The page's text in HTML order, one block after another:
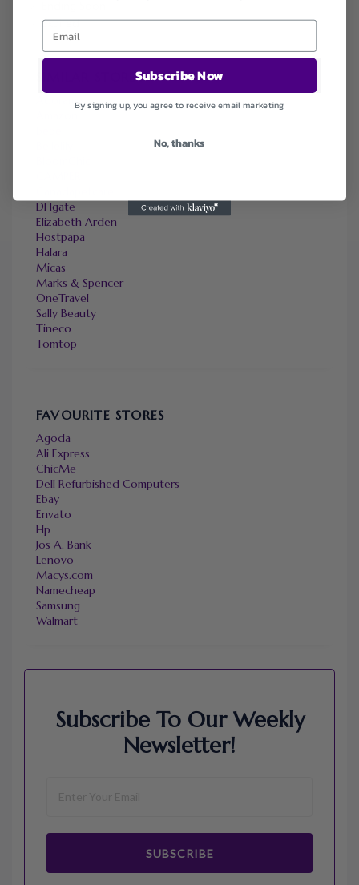
Expired
SIMILAR STORES
Adorama
DHgate
Elizabeth Arden
Hostpapa
Halara
Micas
Marks & Spencer
OneTravel
Sally Beauty
Tineco
Tomtop
FAVOURITE STORES
Agoda
Ali Express
ChicMe
Dell Refurbished Computers
Ebay
Envato
Hp
Jos A. Bank
Lenovo
Macys.com
Namecheap
Samsung
Walmart
Subscribe To Our Weekly
Newsletter!
SUBSCRIBE
Subscribe Now
By signing up, you agree to receive email marketing
No, thanks